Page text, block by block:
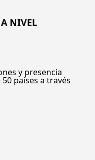
A NIVEL
y presencia
países a través